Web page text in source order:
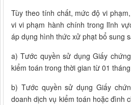
Tùy theo tính chất, mức độ vi
vi vi phạm hành chính trong lĩnh
áp dụng hình thức xử phạt bổ sung
a) Tước quyền sử dụng Giấy
kiểm toán trong thời gian từ 01
b) Tước quyền sử dụng Giấy
doanh dịch vụ kiểm toán hoặc đình